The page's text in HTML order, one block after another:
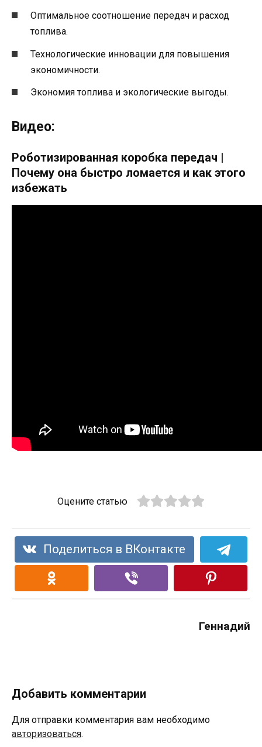
Оптимальное соотношение передач и расход
топлива.
Технологические инновации для повышения
экономичности.
Экономия топлива и экологические выгоды.
Видео:
Роботизированная коробка передач |
Почему она быстро ломается и как этого
избежать
Оцените статью
Поделиться в ВКонтакте
Геннадий
Добавить комментарии
Для отправки комментария вам необходимо
авторизоваться.